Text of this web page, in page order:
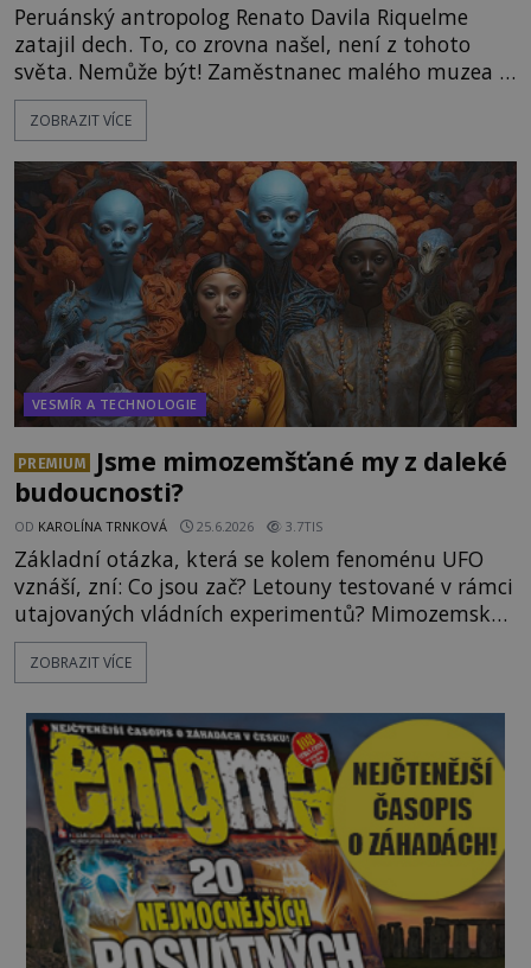
Peruánský antropolog Renato Davila Riquelme
zatajil dech. To, co zrovna našel, není z tohoto
světa. Nemůže být! Zaměstnanec malého muzea v
peruánském městečku Andahuaylillas nedaleko
legendárního Cuzca pomalu sestupuje z posvátné
Právě nalezl ostatky dvou mimozemšťanů! Vědci
nad nálezem kroutí hlavou. Už na
ZOBRAZIT VÍCE
VESMÍR A TECHNOLOGIE
PREMIUM
Jsme mimozemšťané my z daleké
budoucnosti?
OD KAROLÍNA TRNKOVÁ 25.6.2026 3.7TIS
Základní otázka, která se kolem fenoménu UFO
vznáší, zní: Co jsou zač? Letouny testované v rámci
utajovaných vládních experimentů? Mimozemské
vesmírné lodě plnící na Zemi nám neznámý úkol?
Skokani mezi dimenzemi, putující po mostech
možnostech již desítky let vzrušeně diskutují
vědci, ufologo
ZOBRAZIT VÍCE